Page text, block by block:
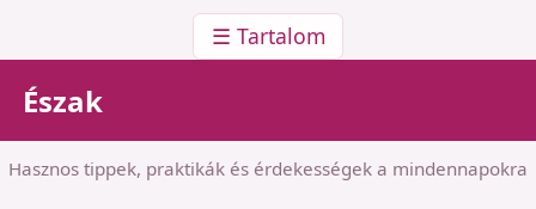
☰ Tartalom
Észak
Hasznos tippek, praktikák és érdekességek a mindennapokra